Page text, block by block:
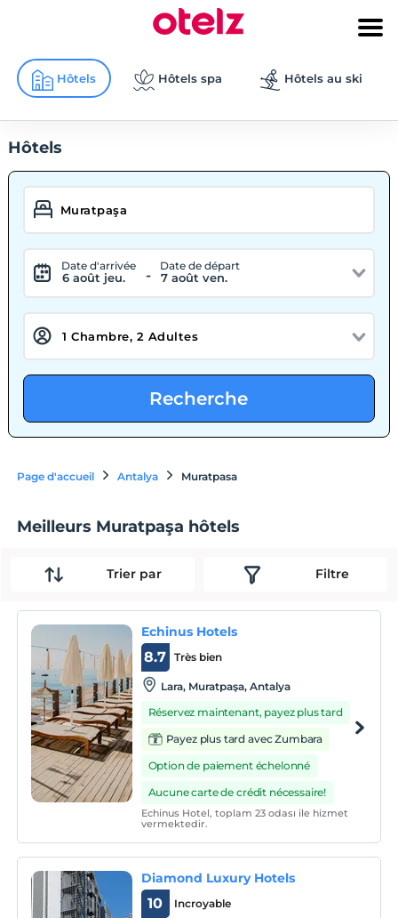
Hôtels Hôtels spa Hôtels au ski
Hôtels
Date d'arrivée
6 août jeu. -
Date de départ
7 août ven.
Recherche
Page d'accueil Antalya Muratpasa
Meilleurs Muratpaşa hôtels
Trier par Filtre
Echinus Hotels
Très bien
8.7
Lara, Muratpaşa, Antalya
Réservez maintenant, payez plus tard
Payez plus tard avec Zumbara
Option de paiement échelonné
Aucune carte de crédit nécessaire!
Echinus Hotel, toplam 23 odası ile hizmet
vermektedir.
Diamond Luxury Hotels
Incroyable
10